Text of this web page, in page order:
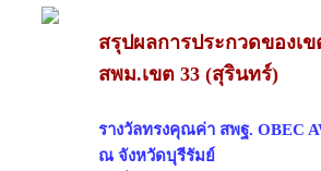
สรุปผลการประกวดของเ
สพม.เขต 33 (สุรินทร์)
รางวัลทรงคุณค่า สพฐ. OBEC
ณ จังหวัดบุรีรัมย์